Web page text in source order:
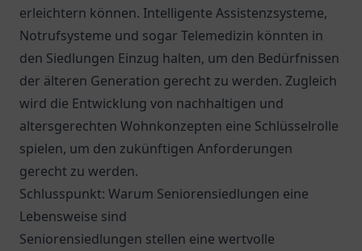
erleichtern können. Intelligente Assistenzsysteme,
Notrufsysteme und sogar Telemedizin könnten in
den Siedlungen Einzug halten, um den Bedürfnissen
der älteren Generation gerecht zu werden. Zugleich
wird die Entwicklung von nachhaltigen und
altersgerechten Wohnkonzepten eine Schlüsselrolle
spielen, um den zukünftigen Anforderungen
gerecht zu werden.
Schlusspunkt: Warum Seniorensiedlungen eine
Lebensweise sind
Seniorensiedlungen stellen eine wertvolle